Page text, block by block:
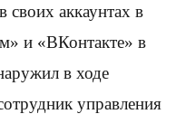
своих аккаунтах в
и «ВКонтакте» в
в ходе
управления